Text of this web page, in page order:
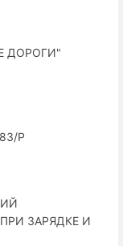
ДОРОГИ"
Р
ЗАРЯДКЕ И